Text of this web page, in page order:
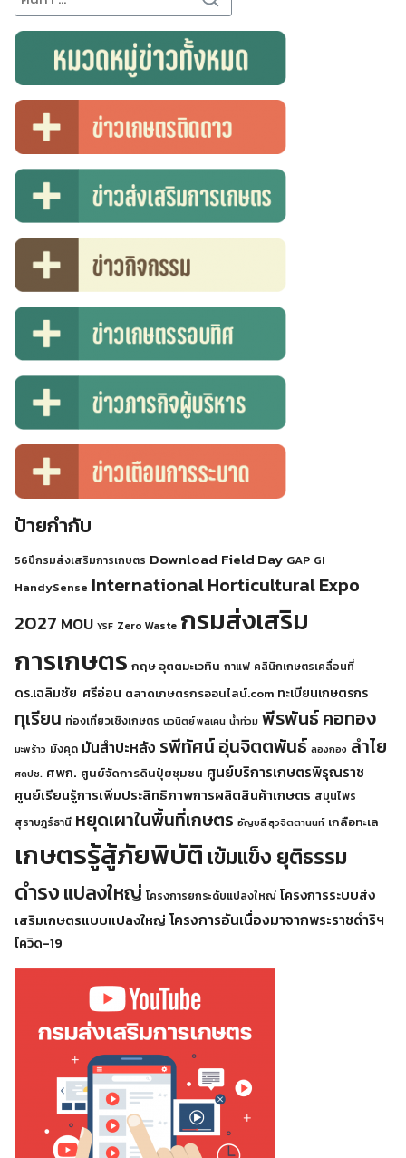
Search
for:
for:
ป้ายกำกับ
56ปีกรมส่งเสริมการเกษตร Download Field Day GAP GI
HandySense International Horticultural Expo
2027 MOU YSF Zero Waste กรมส่งเสริม
การเกษตร กฤษ อุตตมะเวทิน กาแฟ คลินิกเกษตรเคลื่อนที่
ดร.เฉลิมชัย ศรีอ่อน ตลาดเกษตรกรออนไลน์.com ทะเบียนเกษตรกร
ทุเรียน ท่องเที่ยวเชิงเกษตร นวนิตย์ พลเคน น้ำท่วม พีรพันธ์ คอทอง
มะพร้าว มังคุด มันสำปะหลัง รพีทัศน์ อุ่นจิตตพันธ์ ลองกอง ลำไย
ศดปช. ศพก. ศูนย์จัดการดินปุ๋ยชุมชน ศูนย์บริการเกษตรพิรุณราช
ศูนย์เรียนรู้การเพิ่มประสิทธิภาพการผลิตสินค้าเกษตร สมุนไพร
สุราษฎร์ธานี หยุดเผาในพื้นที่เกษตร อัญชลี สุวจิตตานนท์ เกลือทะเล
เกษตรรู้สู้ภัยพิบัติ เข้มแข็ง ยุติธรรม
ดำรงแปลงใหญ่ โครงการยกระดับแปลงใหญ่ โครงการระบบส่ง
เสริมเกษตรแบบแปลงใหญ่ โครงการอันเนื่องมาจากพระราชดำริฯ
โควิด-19